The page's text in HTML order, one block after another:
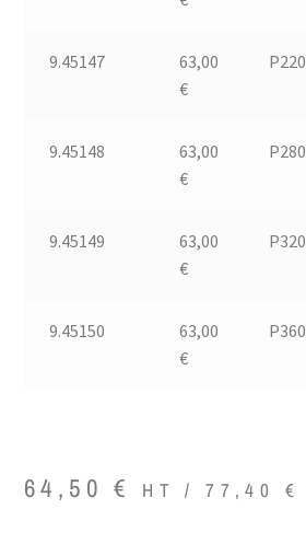
9.45147
63,00
€
P220
9.45148
63,00
€
P280
9.45149
63,00
€
P320
9.45150
63,00
€
P360
64,50€ HT /77,40 €